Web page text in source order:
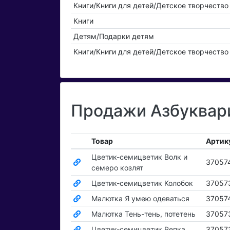
Книги/Книги для детей/Детское творчество
Книги
Детям/Подарки детям
Книги/Книги для детей/Детское
Продажи
Товар
Цветик-семицветик Волк и
семеро козлят
Цветик-семицветик Колобок
Малютка Я умею одеваться
Малютка Тень-тень, потетень